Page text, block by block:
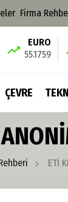
Firma
EURO
55.1759
ÇEVRE
ETİ